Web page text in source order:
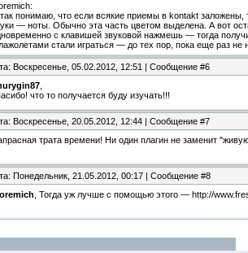
понимаю, что если всякие приемы в kontakt
— ноты. Обычно эта часть цветом выделена. А вот
с клавишей звуковой нажмешь — тогда
стали играться — до тех пор, пока еще раз не
Воскресенье, 05.02.2012, 12:51 | Сообщение #6
что то получается буду изучать!!!
Воскресенье, 20.05.2012, 12:44 | Сообщение #7
трата времени! Ни один плагин не заменит
Понедельник, 21.05.2012, 00:17 | Сообщение #8
, Тогда уж лучше с помощью этого — http://